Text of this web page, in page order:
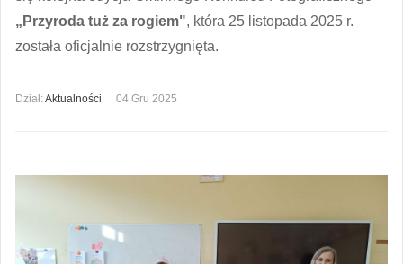
„Przyroda tuż za rogiem", która 25 listopada 2025 r.
została oficjalnie rozstrzygnięta.
Dział:Aktualności 04 Gru 2025